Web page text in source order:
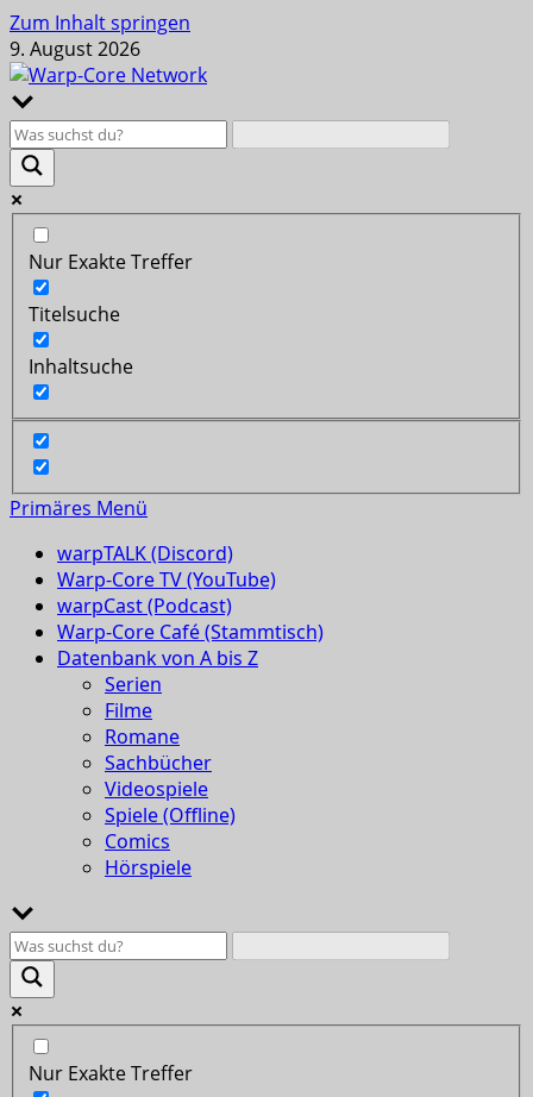
Zum Inhalt springen
9. August 2026
Nur Exakte Treffer
Titelsuche
Inhaltsuche
Primäres Menü
warpTALK (Discord)
Warp-Core TV (YouTube)
warpCast (Podcast)
Warp-Core Café (Stammtisch)
Datenbank von A bis Z
Serien
Filme
Romane
Sachbücher
Videospiele
Spiele (Offline)
Comics
Hörspiele
Nur Exakte Treffer